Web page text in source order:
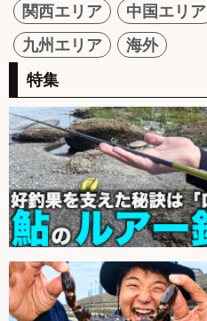
関西エリア
中国エリア
九州エリア
海外
特集